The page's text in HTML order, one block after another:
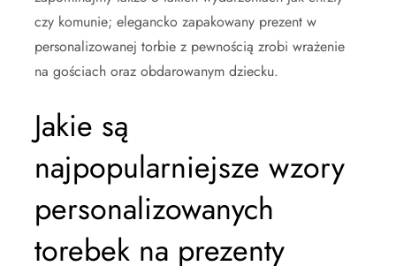
czy komunie; elegancko zapakowany prezent w
personalizowanej torbie z pewnością zrobi wrażenie
na gościach oraz obdarowanym dziecku.
Jakie są
najpopularniejsze wzory
personalizowanych
torebek na prezenty